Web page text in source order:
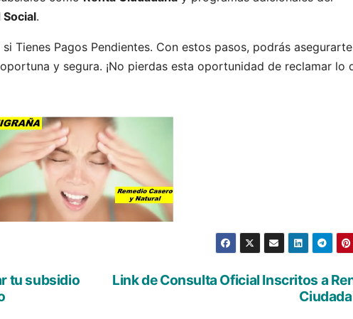
.
Tienes Pagos Pendientes. Con estos pasos, podrás
y segura. ¡No pierdas esta oportunidad de reclamar lo
Link de Consulta Oficial Inscritos a
tu subsidio